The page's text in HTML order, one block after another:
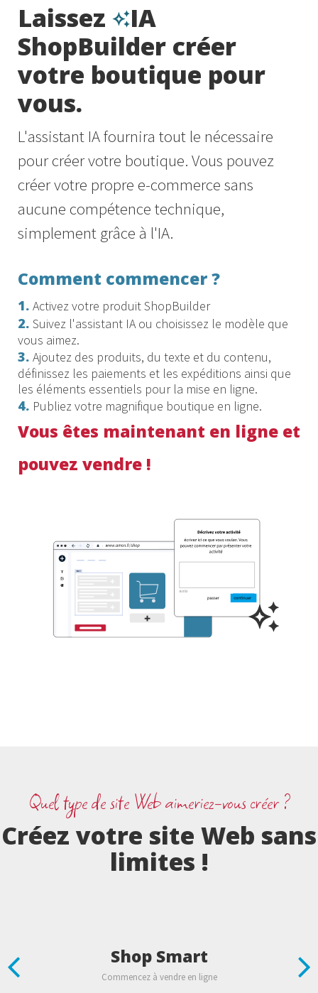
Laissez
IA
ShopBuilder créer
votre boutique pour
vous.
L'assistant IA fournira tout le nécessaire
pour créer votre boutique. Vous pouvez
créer votre propre e-commerce sans
aucune compétence technique,
simplement grâce à l'IA.
Comment commencer ?
1. Activez votre produit ShopBuilder
2. Suivez l'assistant IA ou choisissez le modèle que
vous aimez.
3. Ajoutez des produits, du texte et du contenu,
définissez les paiements et les expéditions ainsi que
les éléments essentiels pour la mise en ligne.
4. Publiez votre magnifique boutique en ligne.
Vous êtes maintenant en ligne et
pouvez vendre !
Quel type de site Web aimeriez-vous créer ?
Créez votre site Web sans
limites !
Shop Smart
Commencez à vendre en ligne